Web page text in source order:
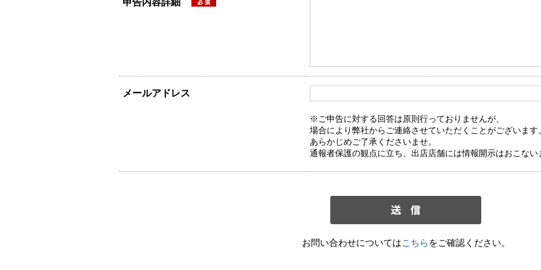
申告内容詳細
メールアドレス
※ご申告に対する回答は原則行っておりませんが、
場合により弊社からご連絡させていただくことがございます。
あらかじめご了承くださいませ。
通報者保護の観点に立ち、出店店舗には情報開示はおこない
お問い合わせについてはこちら をご確認ください。